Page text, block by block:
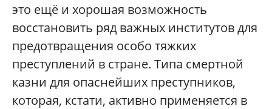
это ещё и хорошая возможность
восстановить ряд важных институтов для
предотвращения особо тяжких
преступлений в стране. Типа смертной
казни для опаснейших преступников,
которая, кстати, активно применяется в